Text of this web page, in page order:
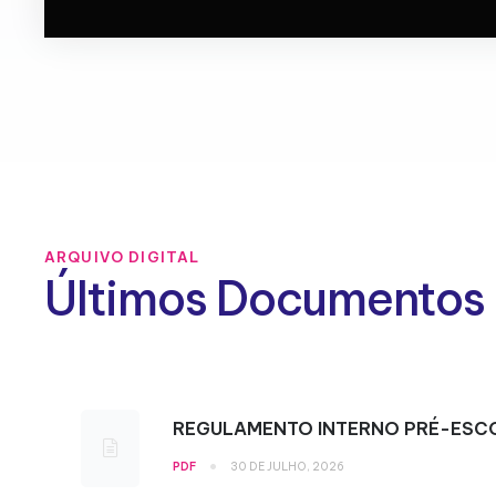
ARQUIVO DIGITAL
Últimos Documentos
REGULAMENTO INTERNO PRÉ-
PDF • 30 DE JULHO, 2026